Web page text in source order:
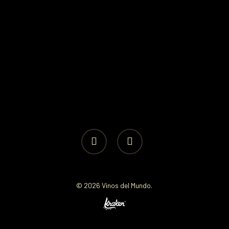
facebook instagram
© 2026 Vinos del Mundo.